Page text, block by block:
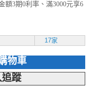
額3期0利率、滿3000元享6
17家
物車
追蹤